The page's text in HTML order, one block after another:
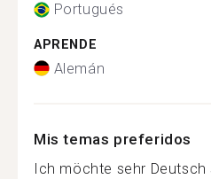
Portugués
APRENDE
Alemán
Mis temas preferidos
Ich möchte sehr